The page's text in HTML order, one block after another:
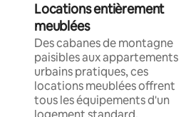
Locations entièrement
meublées
Des cabanes de montagne
paisibles aux appartements
urbains pratiques, ces
locations meublées offrent
tous les équipements d'un